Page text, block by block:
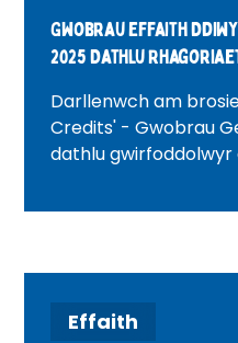
Gwobrau Effaith
2025 Dathlu
Darllenwch am
Credits' - Gwobrau
dathlu
Amser a gweithredu
Effaith